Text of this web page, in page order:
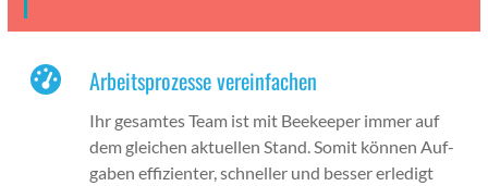
Arbeitsprozesse vereinfachen
Ihr gesamtes Team ist mit Bee­keep­er immer auf
dem gle­ichen aktuellen Stand. Somit kön­nen Auf­
gaben effizien­ter, schneller und bess­er erledigt